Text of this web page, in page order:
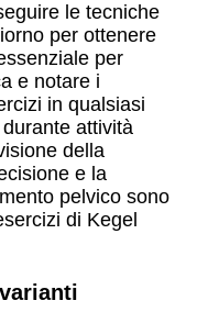
le tecniche
per ottenere
per
e notare i
in qualsiasi
attività
della
e la
pelvico sono
di Kegel